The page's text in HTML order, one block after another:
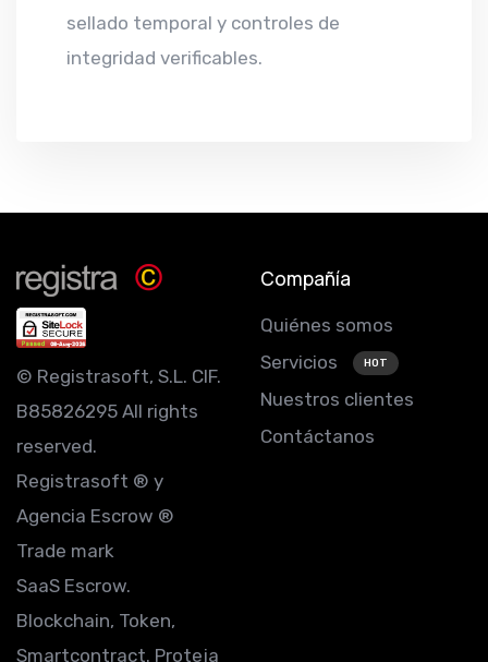
sellado temporal y controles de
integridad verificables.
© Registrasoft, S.L. CIF.
B85826295 All rights
reserved.
Registrasoft ® y
Agencia Escrow ®
Trade mark
SaaS Escrow.
Blockchain, Token,
Smartcontract. Proteja
Compañía
Quiénes somos
Servicios
HOT
Nuestros clientes
Contáctanos